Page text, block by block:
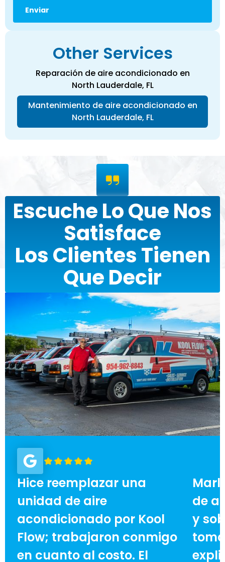
Other Services
Reparación de aire acondicionado en
North Lauderdale, FL
Mantenimiento de aire acondicionado en
North Lauderdale, FL
Escuche Lo Que Nos
Satisface
Los Clientes Tienen
Que Decir
Hice reemplazar una
unidad de aire
acondicionado por Kool
Flow; trabajaron conmigo
en cuanto al costo. El
de
y